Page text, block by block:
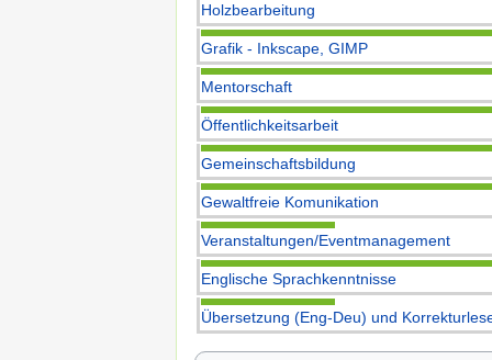
Holzbearbeitung
Grafik - Inkscape, GIMP
Mentorschaft
Öffentlichkeitsarbeit
Gemeinschaftsbildung
Gewaltfreie Komunikation
Veranstaltungen/Eventmanagement
Englische Sprachkenntnisse
Übersetzung (Eng-Deu) und